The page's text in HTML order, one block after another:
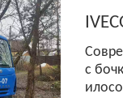
с